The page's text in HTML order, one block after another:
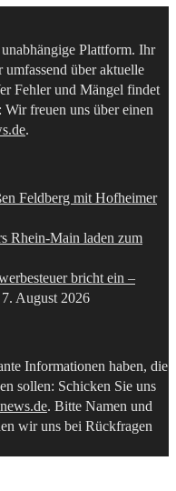
Plattform. Ihr
über aktuelle
Fehler und Mängel findet
freuen uns über einen
.
Feldberg mit Hofheimer
Rhein-Main laden zum
bricht ein –
7. August 2026
Informationen haben, die
sollen: Schicken Sie uns
. Bitte Namen und
wir uns bei Rückfragen